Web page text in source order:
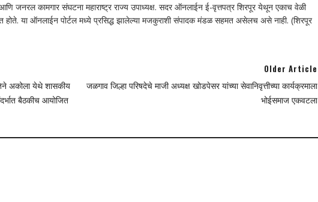
आणि जनरल कामगार संघटना महाराष्ट्र राज्य उपाध्यक्ष. सदर ऑनलाईन ई-वृत्तपत्र शिरपूर येथून एकाच वेळी
होते. या ऑनलाईन पोर्टल मध्ये प्रसिद्ध झालेल्या मजकुराशी संपादक मंडळ सहमत असेलच असे नाही. (शिरपूर
अकोला येथे शासकीय
बैठकीच आयोजित
Older Article
जळगाव जिल्हा परिषदेचे माजी अध्यक्ष खोडपेसर यांच्या सेवानिवृत्तीच्या कार्यक्रमाला
भोईसमाज एकवटला